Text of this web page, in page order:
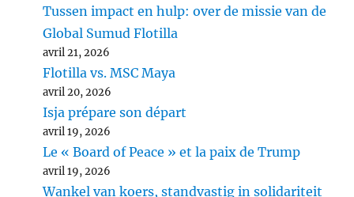
Tussen impact en hulp: over de missie van de
Global Sumud Flotilla
avril 21, 2026
Flotilla vs. MSC Maya
avril 20, 2026
Isja prépare son départ
avril 19, 2026
Le « Board of Peace » et la paix de Trump
avril 19, 2026
Wankel van koers, standvastig in solidariteit